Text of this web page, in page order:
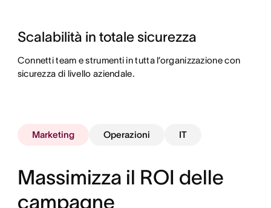
Scalabilità in totale sicurezza
Connetti team e strumenti in tutta l’organizzazione con
sicurezza di livello aziendale.
Marketing Operazioni IT
Massimizza il ROI delle
campagne
Monitora il lavoro e visualizza lo stato di